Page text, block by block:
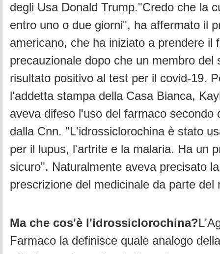
degli Usa Donald Trump."Credo che la
entro uno o due giorni", ha affermato il
americano, che ha iniziato a prendere il
precauzionale dopo che un membro del
risultato positivo al test per il covid-19.
l'addetta stampa della Casa Bianca,
aveva difeso l'uso del farmaco secondo
dalla Cnn. "L'idrossiclorochina è stato
per il lupus, l'artrite e la malaria. Ha un
sicuro". Naturalmente aveva precisato
prescrizione del medicinale da parte del
Ma che cos'è l'idrossiclorochina?
Farmaco la definisce quale analogo